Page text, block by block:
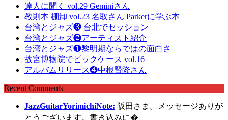
達人に聞く vol.29 Geminiさん
教則本 棚卸 vol.23 名取さん Parkerに学ぶ本
台湾とジャズ❸ 台北でセッション
台湾とジャズ❷アーティスト紹介
台湾とジャズ❶黎明期ならではの面白さ
故宮博物院でピックケース vol.16
アルバムリリース❹中根賢隆さん
Recent Comments
JazzGuitarYorimichiNote: 阪田さま。メッセージありが
とうございます。書き込みに�